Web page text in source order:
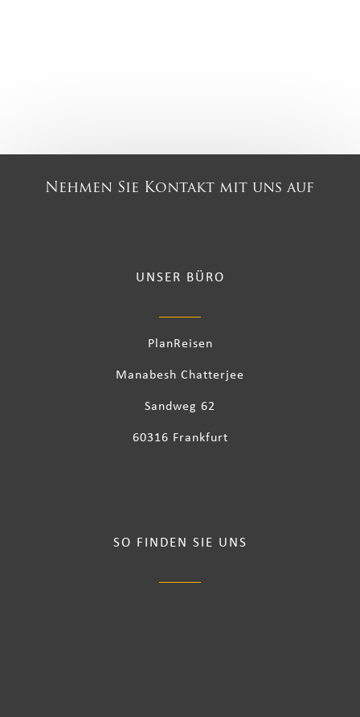
Nehmen Sie Kontakt mit uns auf
UNSER BÜRO
PlanReisen
Manabesh Chatterjee
Sandweg 62
60316 Frankfurt
SO FINDEN SIE UNS